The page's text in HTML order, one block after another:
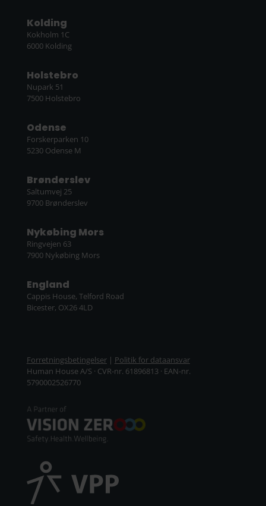
Kolding
Kokholm 1C
6000 Kolding
Holstebro
Nupark 51
7500 Holstebro
Odense
Forskerparken 10
5230 Odense M
Brønderslev
Saltumvej 25
9700 Brønderslev
Nykøbing Mors
Ringvejen 63
7900 Nykøbing Mors
England
Cappis House, Telford Road
Bicester, OX26 4LD
Forretningsbetingelser| Politik for dataansvar
Human House A/S · CVR-nr. 61896813 · EAN-nr.
5790002526770